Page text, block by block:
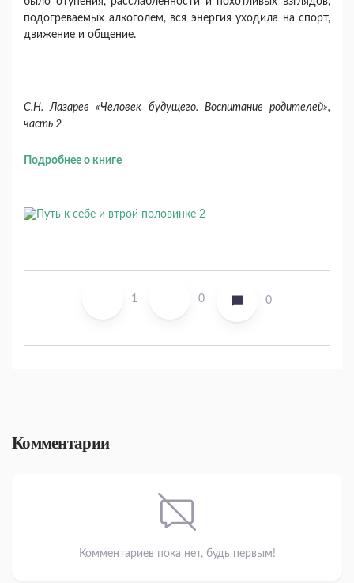
подогревае­мых алкоголем, вся энергия уходила на спорт,
дви­жение и общение.
С.Н. Лазарев «Человек будущего. Воспитание родителей»,
часть 2
Подробнее о книге
1 0 0
Комментарии
Комментариев пока нет, будь первым!